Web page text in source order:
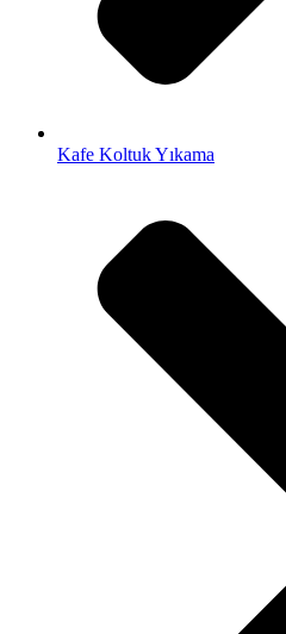
Kafe Koltuk Yıkama